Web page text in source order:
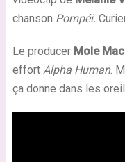
chanson Pompéi.
Le producer Mole
effort Alpha Human.
ça donne dans les